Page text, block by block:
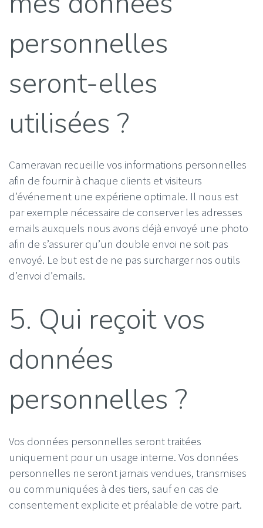
personnelles
seront-elles
utilisées ?
Cameravan recueille vos informations personnelles
afin de fournir à chaque clients et visiteurs
d’événement une expériene optimale. Il nous est
par exemple nécessaire de conserver les adresses
emails auxquels nous avons déjà envoyé une photo
afin de s’assurer qu’un double envoi ne soit pas
envoyé. Le but est de ne pas surcharger nos outils
d’envoi d’emails.
5. Qui reçoit vos
données
personnelles ?
Vos données personnelles seront traitées
uniquement pour un usage interne. Vos données
personnelles ne seront jamais vendues, transmises
ou communiquées à des tiers, sauf en cas de
consentement explicite et préalable de votre part.